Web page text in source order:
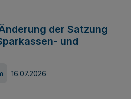
der Satzung
und
16.07.2026